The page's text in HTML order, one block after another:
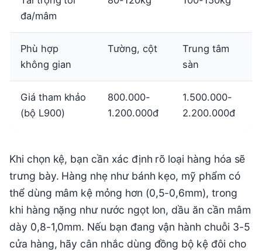
đa/mâm
Phù hợp
không gian
Tường, cột
Trung tâm
sàn
Giá tham khảo
(bộ L900)
800.000-
1.200.000đ
1.500.000-
2.200.000đ
Khi chọn kệ, bạn cần xác định rõ loại hàng hóa sẽ
trưng bày. Hàng nhẹ như bánh kẹo, mỹ phẩm có
thể dùng mâm kệ mỏng hơn (0,5-0,6mm), trong
khi hàng nặng như nước ngọt lon, dầu ăn cần mâm
dày 0,8-1,0mm. Nếu bạn đang vận hành chuỗi 3-5
cửa hàng, hãy cân nhắc dùng đồng bộ kệ đôi cho